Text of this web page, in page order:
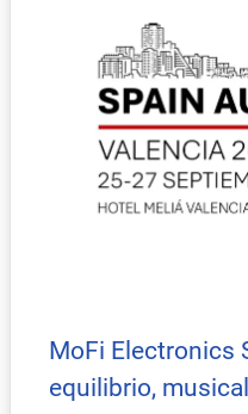
MoFi Electronics
equilibrio,